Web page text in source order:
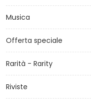
Musica
Offerta speciale
Rarità - Rarity
Riviste